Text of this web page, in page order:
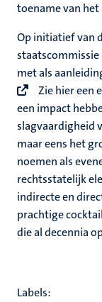
toename van
Op initiatief van
met als
Zie hier een
een impact
slagvaardigheid
maar eens het
noemen als
rechtsstatelijk
indirecte en
prachtige
die al decennia
Labels: